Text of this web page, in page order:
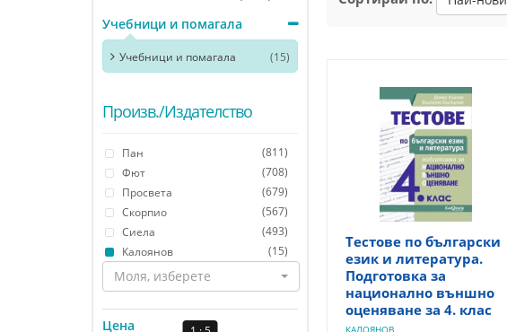
Учебници и помагала
Учебници и помагала (15)
Произв./Издателство
Пан
(811)
Фют
(708)
Просвета
(679)
Скорпио
(567)
Сиела
(493)
Калоянов
(15)
Моля, изберете
Цена
Тестове по български
език и литература.
Подготовка за
национално външно
оценяване за 4. клас
КАЛОЯНОВ